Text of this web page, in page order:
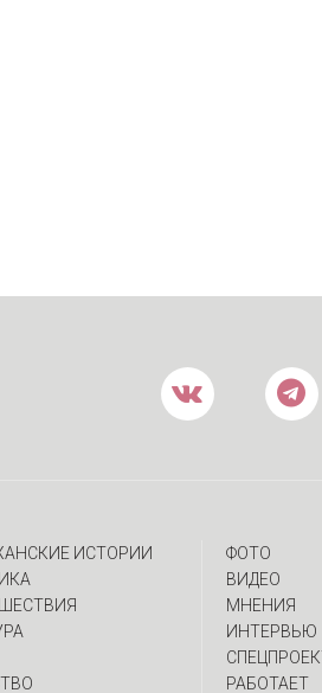
ИСТОРИИ
ФОТО
ВИДЕО
МНЕНИЯ
ИНТЕРВЬЮ
РАБОТАЕТ